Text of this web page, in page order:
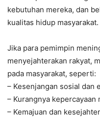
kebutuhan mereka, dan
kualitas hidup masyarakat.
Jika para pemimpin
menyejahterakan rakyat,
pada masyarakat, seperti:
– Kesenjangan sosial dan
– Kurangnya
– Kemajuan dan